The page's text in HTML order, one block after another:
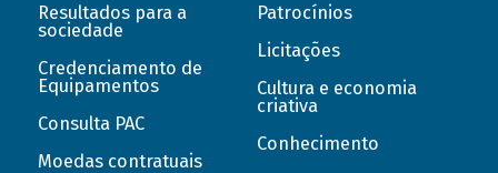
Resultados para a
sociedade
Credenciamento de
Equipamentos
Consulta PAC
Moedas contratuais
Patrocínios
Licitações
Cultura e economia
criativa
Conhecimento